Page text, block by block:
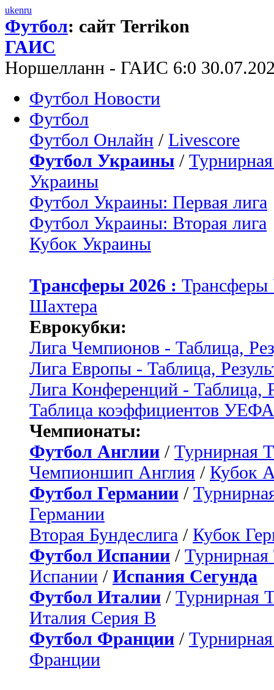
ukenru
Футбол: сайт Terrikon
ГАИС
Норшелланн - ГАИС 6:0
Футбол Новости
Футбол
Футбол Онлайн / Livescore
Футбол Украины /
Украины
Футбол Украины: Первая лига
Футбол Украины: Вторая лига
Кубок Украины
Трансферы 2026 :
Шахтера
Еврокубки:
Лига Чемпионов - Таблица,
Лига Европы - Таблица,
Лига Конференций - Таблица,
Таблица коэффициентов УЕФА
Чемпионаты:
Футбол Англии / Турнирная
Чемпионшип Англия / Кубок
Футбол Германии /
Германии
Вторая Бундеслига / Кубок
Футбол Испании / Турнирная
Испании / Испания Сегунда
Футбол Италии / Турнирная
Италия Серия B
Футбол Франции /
Франции